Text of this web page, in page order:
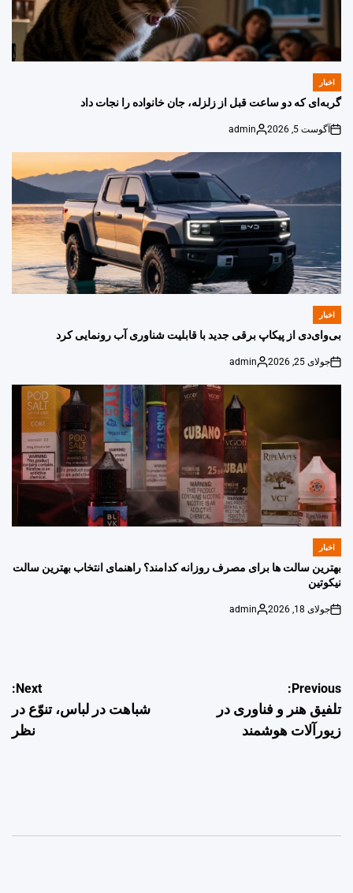
POSTED
IN
اخبار
گربه‌ای که دو ساعت قبل از زلزله، جان خانواده را نجات داد
on
آگوست 5, 2026
Posted
admin
POSTED
اخبار
بی‌وای‌دی از پیکاپ برقی جدید با قابلیت شناوری آب رونمایی کرد
on
جولای 25, 2026
Posted
admin
POSTED
اخبار
بهترین سالت ها برای مصرف روزانه کدامند؟ راهنمای انتخاب بهترین سالت
نیکوتین
on
جولای 18, 2026
Posted
admin
راهبری
نوشته
Previous:
تلفیق هنر و فناوری در
زیورآلات هوشمند
Next:
شباهت در لباس، تنوّع در
نظر